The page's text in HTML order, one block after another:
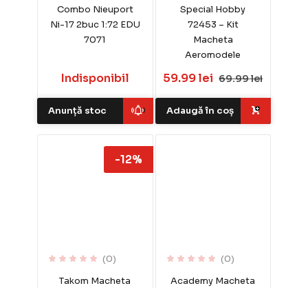
Combo Nieuport
Ni-17 2buc 1:72 EDU
7071
Indisponibil
Anunță stoc
Special Hobby
72453 – Kit
Macheta
Aeromodele
59.99 lei 69.99 lei
Adaugă în coș
(0)
Takom Macheta
-12%
(0)
Academy Macheta